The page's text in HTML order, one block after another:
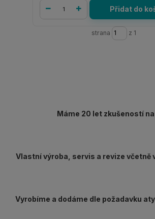
Přidat do
strana z 1
Máme 20 let zkušeností
Vlastní výroba, servis a revize včetně
Vyrobíme a dodáme dle požadavku